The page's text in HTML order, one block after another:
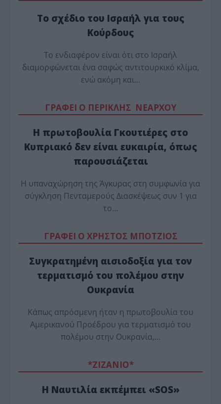
Το σχέδιο του Ισραήλ για τους
Κούρδους
Το ενδιαφέρον είναι ότι στο Ισραήλ
διαμορφώνεται ένα σαφώς αντιτουρκικό κλίμα,
ενώ ακόμη και…
ΓΡΑΦΕΙ Ο ΠΕΡΙΚΛΗΣ ΝΕΑΡΧΟΥ
Η πρωτοβουλία Γκουτιέρες στο
Κυπριακό δεν είναι ευκαιρία, όπως
παρουσιάζεται
Η υπαναχώρηση της Άγκυρας στη συμφωνία για
σύγκληση Πενταμερούς Διασκέψεως συν 1 για
το…
ΓΡΑΦΕΙ Ο ΧΡΗΣΤΟΣ ΜΠΟΤΖΙΟΣ
Συγκρατημένη αισιοδοξία για τον
τερματισμό του πολέμου στην
Ουκρανία
Κάπως απρόσμενη ήταν η πρωτοβουλία του
Αμερικανού Προέδρου για τερματισμό του
πολέμου στην Ουκρανία,…
*ZΙΖΑΝΙΟ*
Η Ναυτιλία εκπέμπει «SOS»